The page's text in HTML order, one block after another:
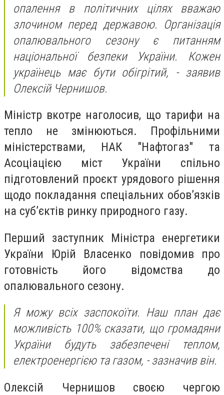
опалення в політичних цілях вважаю
злочином перед державою. Організація
опалювального сезону є питанням
національної безпеки України. Кожен
українець має бути обігрітий, - заявив
Олексій Чернишов.
Міністр вкотре наголосив, що тарифи на
тепло не змінюються. Профільними
міністерствами, НАК "Нафтогаз" та
Асоціацією міст України спільно
підготовлений проєкт урядового рішення
щодо покладання спеціальних обов’язків
на суб’єктів ринку природного газу.
Перший заступник Міністра енергетики
України Юрій Власенко повідомив про
готовність його відомства до
опалювального сезону.
Я можу всіх заспокоїти. Наш план дає
можливість 100% сказати, що громадяни
України будуть забезпечені теплом,
електроенергією та газом, - зазначив він.
Олексій Чернишов своєю чергою